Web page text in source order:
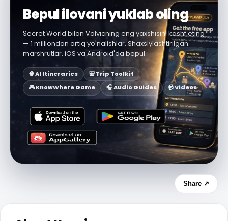
Bepul ilovani yuklab oling
Secret World bilan Volvicning eng yaxshisini kashf eting
— 1 milliondan ortiq yo'nalishlar. Shaxsiylashtirilgan
marshrutlar. iOS va Android'da bepul.
🧠 AI Itineraries
🎒 Trip Toolkit
🎮 KnowWhere Game
🎧 Audio Guides 📹 Videos
Share ↗